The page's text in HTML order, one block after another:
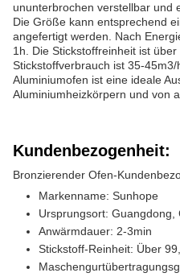
ununterbrochen verstellbar und
Die Größe kann entsprechend
angefertigt werden. Nach
1h. Die Stickstoffreinheit ist
Stickstoffverbrauch ist 35-
Aluminiumofen ist eine ideale
Aluminiumheizkörpern und von
Kundenbezogenheit:
Bronzierender Ofen-
Markenname: Sunhope
Ursprungsort: Guangdong,
Anwärmdauer: 2-3min
Stickstoff-Reinheit: Über